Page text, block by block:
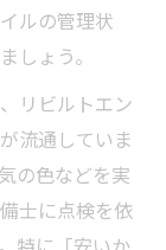
ルの管理状
しょう。
リビルトエン
流通していま
の色などを実
士に点検を依